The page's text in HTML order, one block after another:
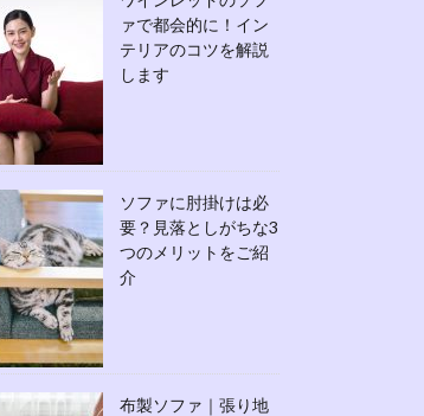
ァで都会的に！イン
テリアのコツを解説
します
ソファに肘掛けは必
要？見落としがちな3
つのメリットをご紹
介
布製ソファ｜張り地